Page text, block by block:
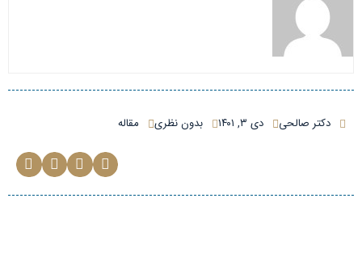
دکتر صالحی دی ۳, ۱۴۰۱ بدون نظری مقاله